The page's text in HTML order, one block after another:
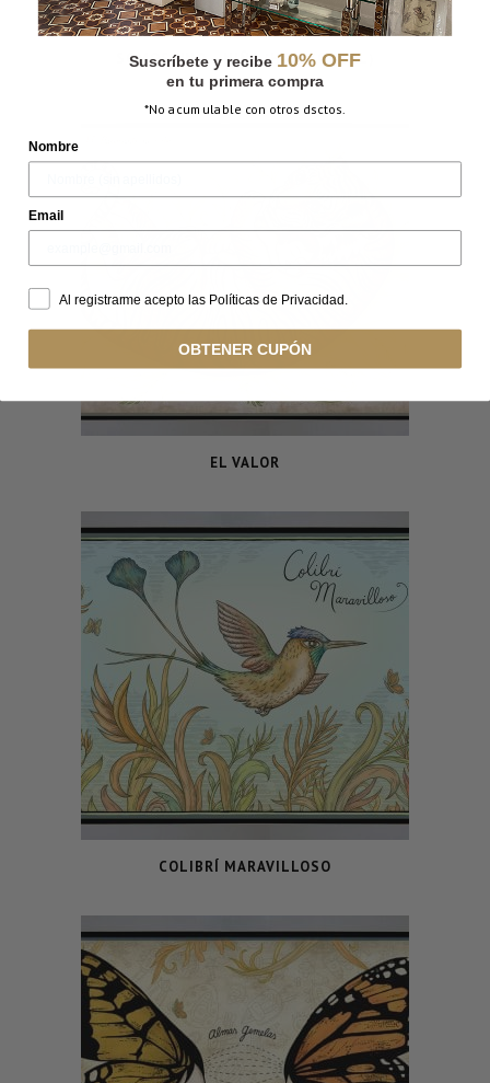
SOMOS UNO – NIÑA (HORIZONTAL)
EL VALOR
COLIBRÍ MARAVILLOSO
Suscríbete y recibe 10% OFF
en tu primera compra
*No acumulable con otros dsctos.
Nombre
Email
Al registrarme acepto las Políticas de Privacidad.
OBTENER CUPÓN